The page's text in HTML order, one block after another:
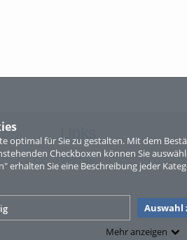
optimal für Sie zu gestalten. Mit dem
Checkboxen können Sie
erhalten Sie eine Beschreibung jeder
Auswahl
Mehr anzeigen
Links
Sitemap